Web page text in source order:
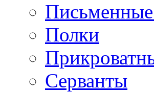
Полки
Серванты